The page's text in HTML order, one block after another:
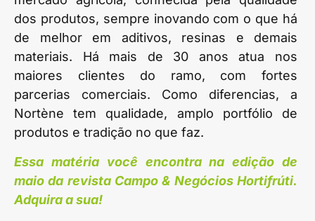
dos produtos, sempre inovando com o que há
de melhor em aditivos, resinas e demais
materiais. Há mais de 30 anos atua nos
maiores clientes do ramo, com fortes
parcerias comerciais. Como diferencias, a
Nortène tem qualidade, amplo portfólio de
produtos e tradição no que faz.
Essa matéria você encontra na edição de
maio da revista Campo & Negócios Hortifrúti.
Adquira a sua!